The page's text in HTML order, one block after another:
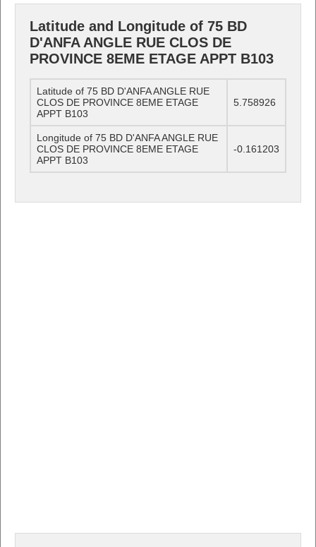
Latitude and Longitude of 75 BD
D'ANFA ANGLE RUE CLOS DE
PROVINCE 8EME ETAGE APPT B103
Latitude of 75 BD D'ANFA ANGLE RUE
CLOS DE PROVINCE 8EME ETAGE
APPT B103
5.758926
Longitude of 75 BD D'ANFA ANGLE RUE
CLOS DE PROVINCE 8EME ETAGE
APPT B103
-0.161203